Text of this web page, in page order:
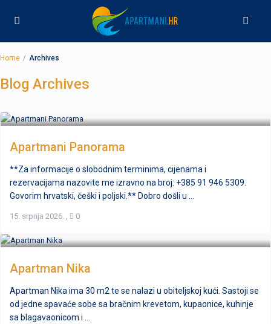
Home Archives
Blog Archives
Apartmani Panorama
**Za informacije o slobodnim terminima, cijenama i
rezervacijama nazovite me izravno na broj: +385 91 946 5309.
Govorim hrvatski, češki i poljski.** Dobro došli u ...
15. srpnja 2026. , 0
Apartman Nika
Apartman Nika ima 30 m2 te se nalazi u obiteljskoj kući. Sastoji se
od jedne spavaće sobe sa bračnim krevetom, kupaonice, kuhinje
sa blagavaonicom i ...